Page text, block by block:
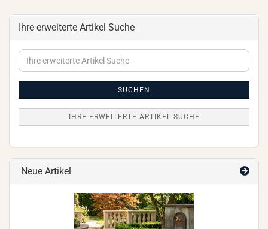
Ihre erweiterte Artikel Suche
Ihre
erweiterte
SUCHEN
IHRE ERWEITERTE ARTIKEL SUCHE
Neue Artikel